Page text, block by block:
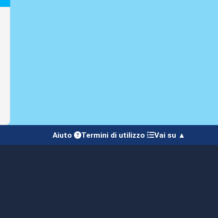
Aiuto Termini di utilizzo Vai su ▲